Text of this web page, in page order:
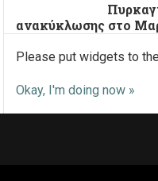
ανακύκλωσης στο
Please put widgets to
Okay, I'm doing now »